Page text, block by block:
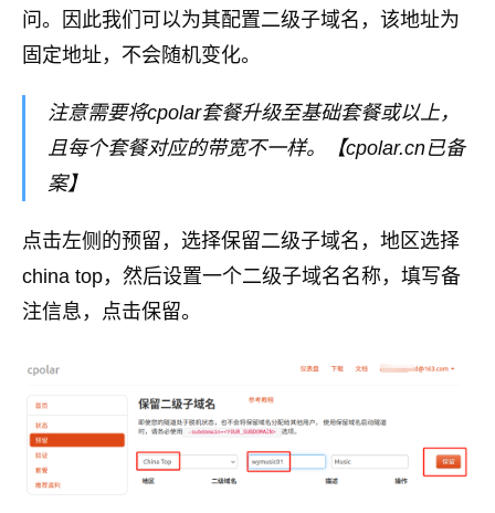
问。因此我们可以为其配置二级子域名，该地址为
固定地址，不会随机变化。
注意需要将cpolar套餐升级至基础套餐或以上，
且每个套餐对应的带宽不一样。【cpolar.cn已备
案】
点击左侧的预留，选择保留二级子域名，地区选择
china top，然后设置一个二级子域名名称，填写备
注信息，点击保留。